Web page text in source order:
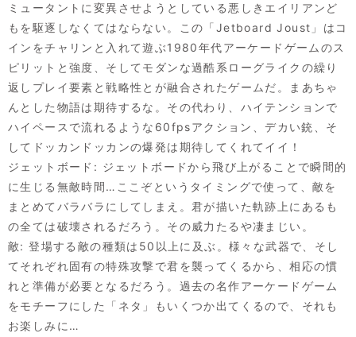
ミュータントに変異させようとしている悪しきエイリアンど
もを駆逐しなくてはならない。この「Jetboard Joust」はコ
インをチャリンと入れて遊ぶ1980年代アーケードゲームのス
ピリットと強度、そしてモダンな過酷系ローグライクの繰り
返しプレイ要素と戦略性とが融合されたゲームだ。まあちゃ
んとした物語は期待するな。その代わり、ハイテンションで
ハイペースで流れるような60fpsアクション、デカい銃、そ
してドッカンドッカンの爆発は期待してくれてイイ！
ジェットボード: ジェットボードから飛び上がることで瞬間的
に生じる無敵時間…ここぞというタイミングで使って、敵を
まとめてバラバラにしてしまえ。君が描いた軌跡上にあるも
の全ては破壊されるだろう。その威力たるや凄まじい。
敵: 登場する敵の種類は50以上に及ぶ。様々な武器で、そし
てそれぞれ固有の特殊攻撃で君を襲ってくるから、相応の慣
れと準備が必要となるだろう。過去の名作アーケードゲーム
をモチーフにした「ネタ」もいくつか出てくるので、それも
お楽しみに…